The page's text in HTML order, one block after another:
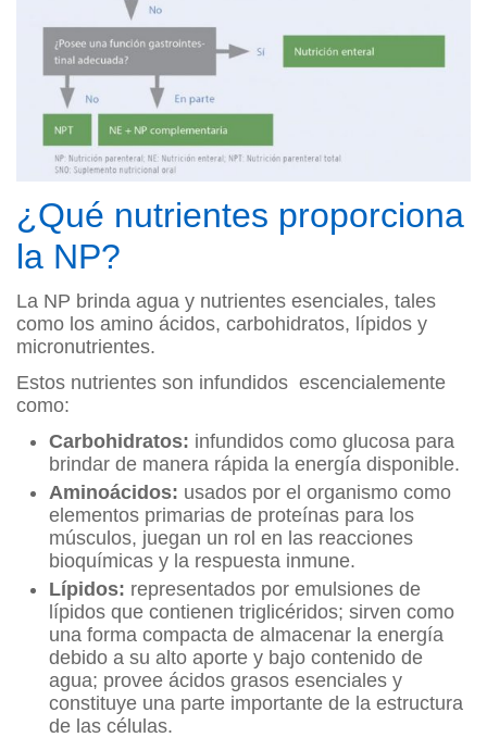
¿Qué nutrientes proporciona
la NP?
La NP brinda agua y nutrientes esenciales, tales
como los amino ácidos, carbohidratos, lípidos y
micronutrientes.
Estos nutrientes son infundidos escencialemente
como:
Carbohidratos: infundidos como glucosa para
brindar de manera rápida la energía disponible.
Aminoácidos: usados por el organismo como
elementos primarias de proteínas para los
músculos, juegan un rol en las reacciones
bioquímicas y la respuesta inmune.
Lípidos: representados por emulsiones de
lípidos que contienen triglicéridos; sirven como
una forma compacta de almacenar la energía
debido a su alto aporte y bajo contenido de
agua; provee ácidos grasos esenciales y
constituye una parte importante de la estructura
de las células.